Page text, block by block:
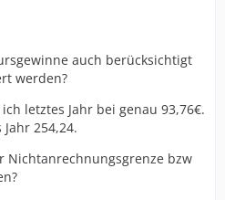
auch berücksichtigt
werden?
letztes Jahr bei genau 93,76€.
254,24.
Nichtanrechnungsgrenze bzw